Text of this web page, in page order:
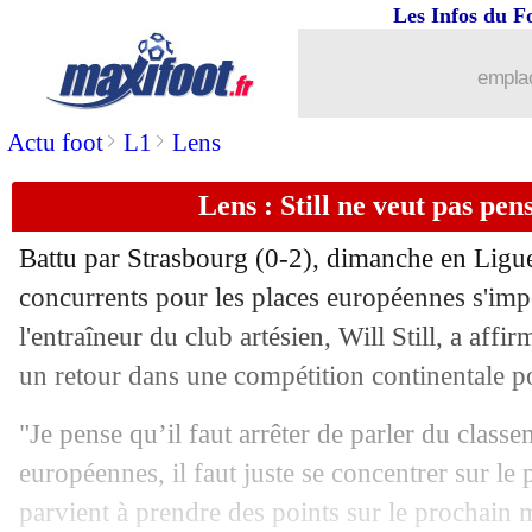
Actu foot> L1 > Lens
Les Infos du
Lens : Still ne veut pas
Battu par Strasbourg (0-2), dimanche en
concurrents pour les places européennes
l'entraîneur du club artésien, Will Still, a
un retour dans une compétition continentale
"Je pense qu’il faut arrêter de parler du
européennes, il faut juste se concentrer sur le
parvient à prendre des points sur le prochain
Man City
17/02 Lyon
17/02 PSG-Brest: Michael Oliver au sifflet
17/02 Man City : Nico Gonzalez, mini-
17/02 L1: Lacazette dans le TOP 20 des
17/02 Lyon: Riolo dévoile qui est le vrai
17/02 Man City: Guardiola voit grand pour
17/02 Man Utd: 12 défaites, la stat qui fait